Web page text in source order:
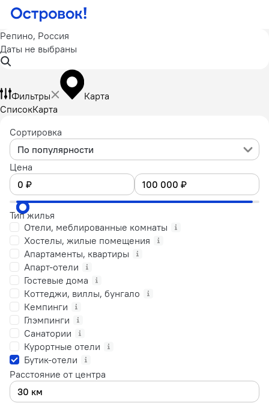
Репино, Россия
Даты не выбраны
Фильтры
Карта
СписокКарта
Сортировка
По популярности
Цена
Тип жилья
Отели, меблированные комнаты
Хостелы, жилые помещения
Апартаменты, квартиры
Апарт-отели
Гостевые дома
Коттеджи, виллы, бунгало
Кемпинги
Глэмпинги
Санатории
Курортные отели
Бутик-отели
Расстояние от центра